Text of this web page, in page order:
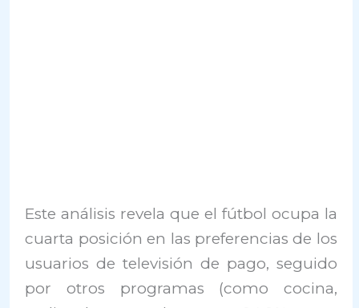
Este análisis revela que el fútbol ocupa la
cuarta posición en las preferencias de los
usuarios de televisión de pago, seguido
por otros programas (como cocina,